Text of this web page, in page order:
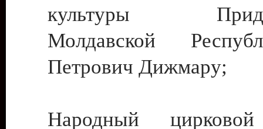
культуры
Молдавской
Петрович Дижмару;
Народный цирковой